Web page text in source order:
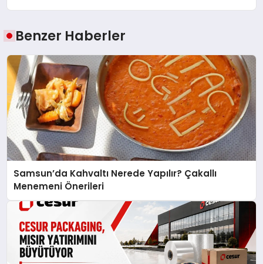
Benzer Haberler
Samsun’da Kahvaltı Nerede Yapılır? Çakallı
Menemeni Önerileri